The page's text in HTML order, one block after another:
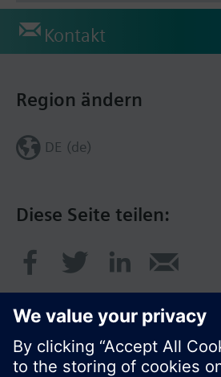
Kontakt
Diese Seite teilen:
Region ändern
DE (de)